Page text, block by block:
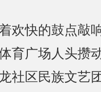
快的鼓点敲
育广场人头攒
社区民族文艺